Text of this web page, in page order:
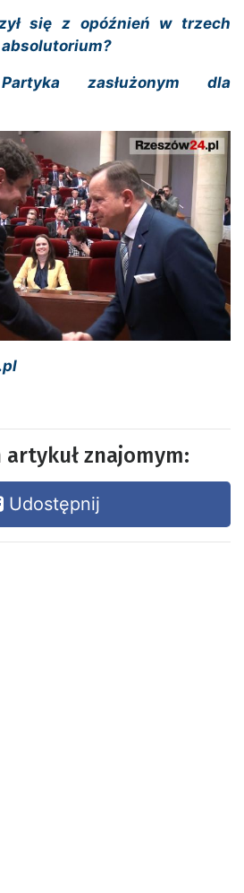
się z opóźnień w trzech
zasłużonym dla
znajomym:
Udostępnij